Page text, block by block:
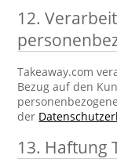
12.
Takeaway.com
Bezug auf den
der
13. Haftung